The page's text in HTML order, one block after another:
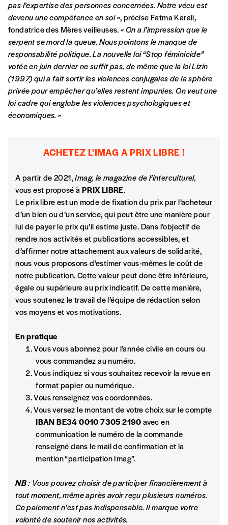
INLOGGEN
Wachtwoord vergeten?
Account
maken
A partir de 2021,Imag, le magazine de
l’interculturel,vous est proposé à PRIX LIBRE.
Le prix libre est un mode de fixation du prix
par l’acheteur d’un bien ou d’un service, qui
peut être une manière pour lui de payer le prix
qu’il estime juste. Dans l’objectif de rendre nos
activités et publications accessibles, et
d’affirmer notre attachement aux valeurs de
Cette valeur peut donc être inférieure, égale
manière, vous soutenez le travail de l’équipe
de rédaction selon vos moyens et vos
motivations.
En pratique
Vous vous abonnez pour l’année civile en
cours ou vous commandez au numéro.
Vous indiquez si vous souhaitez recevoir la
revue en format papier ou numérique.
Vous renseignez vos coordonnées.
Vous versez le montant de votre choix sur le
compteIBAN BE34 0010 7305
la commande renseigné dans le mail de
confirmation et la mention “participation
Imag”.
NB: Vous pouvez choisir de participer
financièrement à tout moment, même après
avoir reçu plusieurs numéros. Ce paiement
n’est pas indispensable. Il marque votre
volonté de soutenir nos activités.
NOS
FORMULES
pas l’expertise des personnes concernées. Notre vécu est
devenu une compétence en soi », précise Fatma Karali,
fondatrice des Mères veilleuses.« On a l’impression que le
serpent se mord la queue. Nous pointons le manque de
responsabilité politique. La nouvelle loi “Stop féminicide”
votée en juin dernier ne suffit pas, de même que la loi Lizin
(1997) qui a fait sortir les violences conjugales de la sphère
privée pour empêcher qu’elles restent impunies. On veut une
loi cadre qui englobe les violences psychologiques et
économiques. »
ACHETEZ L’IMAG A PRIX LIBRE !
A partir de 2021,Imag, le magazine de l’interculturel,
vous est proposé à PRIX LIBRE.
Le prix libre est un mode de fixation du prix par l’acheteur
d’un bien ou d’un service, qui peut être une manière pour
lui de payer le prix qu’il estime juste. Dans l’objectif de
rendre nos activités et publications accessibles, et
d’affirmer notre attachement aux valeurs de solidarité,
nous vous proposons d’estimer vous-mêmes le coût de
notre publication. Cette valeur peut donc être inférieure,
égale ou supérieure au prix indicatif. De cette manière,
vous soutenez le travail de l’équipe de rédaction selon
vos moyens et vos motivations.
En pratique
Vous vous abonnez pour l’année civile en cours ou
vous commandez au numéro.
Vous indiquez si vous souhaitez recevoir la revue en
format papier ou numérique.
Vous renseignez vos coordonnées.
Vous versez le montant de votre choix sur le compte
IBAN BE34 0010 7305 2190avec en
communication le numéro de la commande
renseigné dans le mail de confirmation et la
mention “participation Imag”.
NB: Vous pouvez choisir de participer financièrement à
tout moment, même après avoir reçu plusieurs numéros.
Ce paiement n’est pas indispensable. Il marque votre
volonté de soutenir nos activités.